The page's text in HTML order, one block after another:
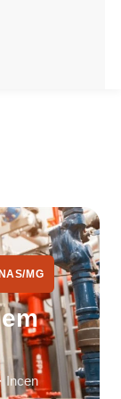
MG
Incen